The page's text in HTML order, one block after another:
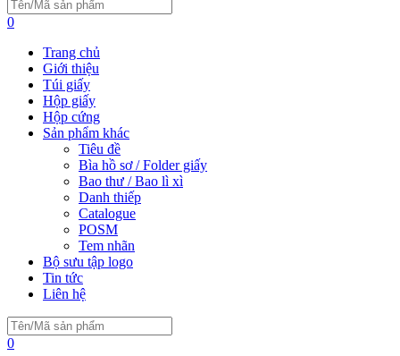
0
Trang chủ
Giới thiệu
Túi giấy
Hộp giấy
Hộp cứng
Sản phẩm khác
Tiêu đề
Bìa hồ sơ / Folder giấy
Bao thư / Bao lì xì
Danh thiếp
Catalogue
POSM
Tem nhãn
Bộ sưu tập logo
Tin tức
Liên hệ
0